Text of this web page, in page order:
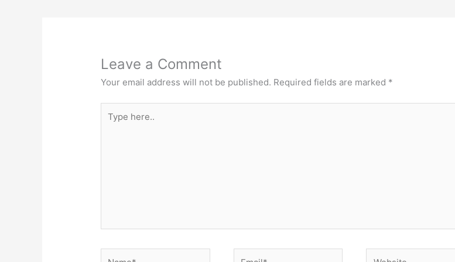
Leave a Comment
Your email address will not be published. Required fields are marked *
here..